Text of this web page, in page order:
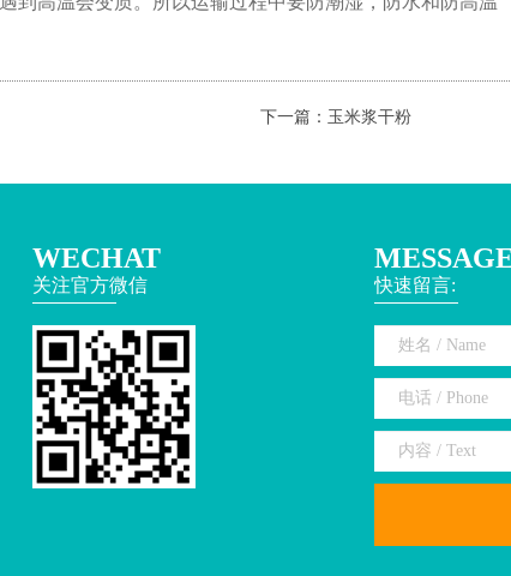
下一篇： 玉米浆干粉
WECHAT
关注官方微信 快速留言: